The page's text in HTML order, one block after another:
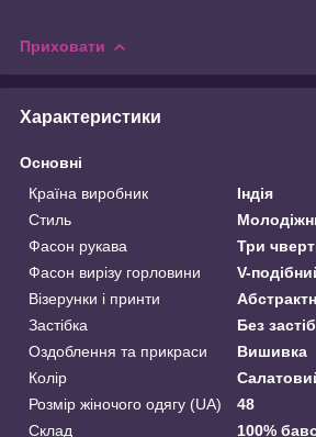
Приховати
Характеристики
Основні
Країна виробник
Індія
Стиль
Фасон рукава
Три
Фасон вирізу горловини
V-
Візерунки і принти
Застібка
Без
Оздоблення та прикраси
Вишивка
Колір
Розмір жіночого одягу (UA)
48
Склад
100%